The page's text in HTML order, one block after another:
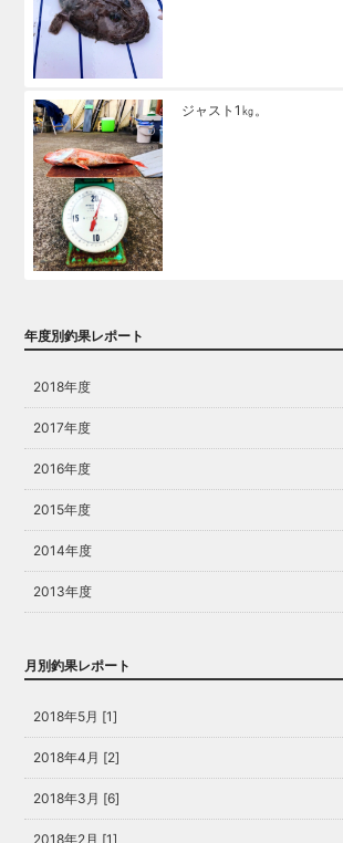
ジャスト1㎏。
年度別釣果レポート
2018年度
2017年度
2016年度
2015年度
2014年度
2013年度
月別釣果レポート
2018年5月 [1]
2018年4月 [2]
2018年3月 [6]
2018年2月 [1]